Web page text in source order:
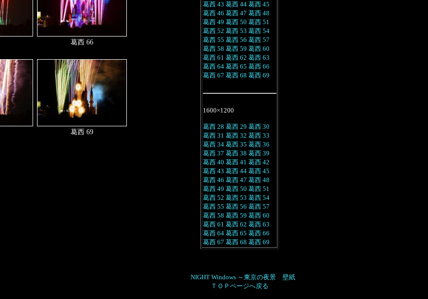
葛西 66
葛西 69
葛西 43 葛西 44 葛西 45
葛西 46 葛西 47 葛西 48
葛西 49 葛西 50 葛西 51
葛西 52 葛西 53 葛西 54
葛西 55 葛西 56 葛西 57
葛西 58 葛西 59 葛西 60
葛西 61 葛西 62 葛西 63
葛西 64 葛西 65 葛西 66
葛西 67 葛西 68 葛西 69
1600×1200
葛西 28 葛西 29 葛西 30
葛西 31 葛西 32 葛西 33
葛西 34 葛西 35 葛西 36
葛西 37 葛西 38 葛西 39
葛西 40 葛西 41 葛西 42
葛西 43 葛西 44 葛西 45
葛西 46 葛西 47 葛西 48
葛西 49 葛西 50 葛西 51
葛西 52 葛西 53 葛西 54
葛西 55 葛西 56 葛西 57
葛西 58 葛西 59 葛西 60
葛西 61 葛西 62 葛西 63
葛西 64 葛西 65 葛西 66
葛西 67 葛西 68 葛西 69
NIGHT Windows ～東京の夜景 壁紙
ＴＯＰページへ戻る